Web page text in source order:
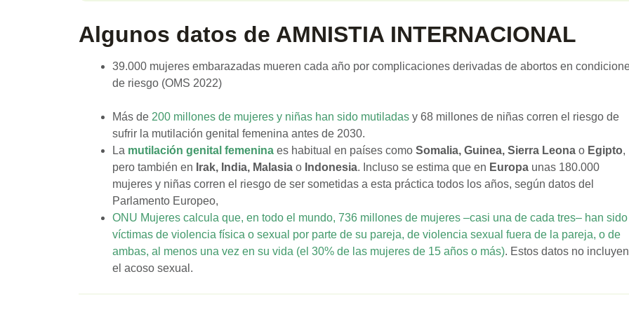
Algunos datos de AMNISTIA INTERNACIONAL
39.000 mujeres embarazadas mueren cada año por complicaciones derivadas de abortos en
de riesgo (OMS 2022)
Más de 200 millones de mujeres y niñas han sido mutiladas y 68 millones de niñas corren el riesgo de
sufrir la mutilación genital femenina antes de 2030.
La mutilación genital femenina es habitual en países como Somalia, Guinea, Sierra Leona o Egipto,
pero también en Irak, India, Malasia o Indonesia. Incluso se estima que en Europa unas 180.000
mujeres y niñas corren el riesgo de ser sometidas a esta práctica todos los años, según datos del
Parlamento Europeo,
ONU Mujeres calcula que, en todo el mundo, 736 millones de mujeres –casi una de cada tres– han sido
víctimas de violencia física o sexual por parte de su pareja, de violencia sexual fuera de la pareja, o de
ambas, al menos una vez en su vida (el 30% de las mujeres de 15 años o más). Estos datos no incluyen
el acoso sexual.